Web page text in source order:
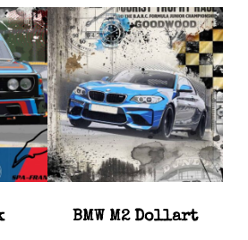
BMW M2 Dollart